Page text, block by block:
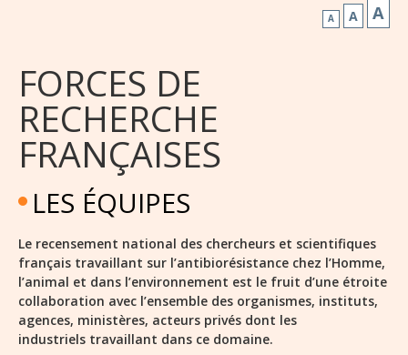
A A A
FORCES DE
RECHERCHE
FRANÇAISES
LES ÉQUIPES
Le recensement national des chercheurs et scientifiques
français travaillant sur l’antibiorésistance chez l’Homme,
l’animal et dans l’environnement est le fruit d’une étroite
collaboration avec l’ensemble des organismes, instituts,
agences, ministères, acteurs privés dont les
industriels travaillant dans ce domaine.